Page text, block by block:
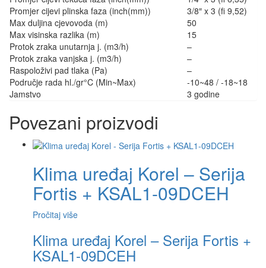
Promjer cijevi plinska faza (inch(mm))
3/8″ x 3 (fi 9,52)
Max duljina cjevovoda (m)
50
Max visinska razlika (m)
15
Protok zraka unutarnja j. (m3/h)
–
Protok zraka vanjska j. (m3/h)
–
Raspoloživi pad tlaka (Pa)
–
Područje rada hl./gr°C (Min~Max)
-10~48 / -18~18
Jamstvo
3 godine
Povezani proizvodi
Klima uređaj Korel – Serija
Fortis + KSAL1-09DCEH
Pročitaj više
Klima uređaj Korel – Serija Fortis +
KSAL1-09DCEH